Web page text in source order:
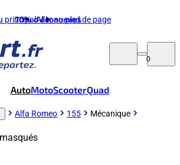
principalAller au pied de page
70%d'économies
0
AutoMotoScooterQuad
Alfa Romeo 155 Mécanique